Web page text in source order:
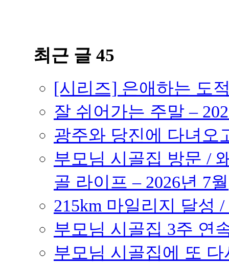
최근 글 45
[시리즈] 은애하는 도
잘 쉬어가는 주말 –
광주와 당진에 다녀오
부모님 시골집 방문 /
골 라이프 – 2026년 7월
215km 마일리지 달성
부모님 시골집 3주 연
부모님 시골집에 또